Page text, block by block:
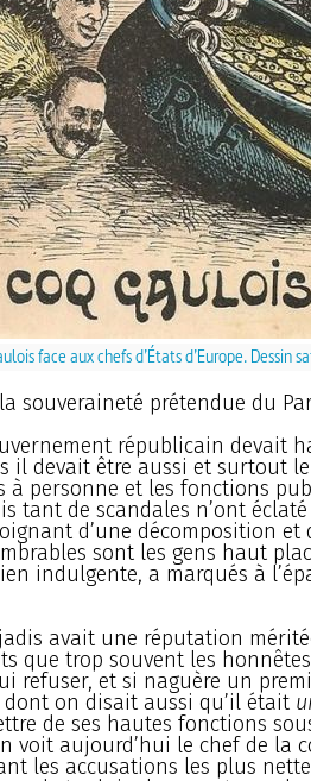
face aux chefs d’États d’Europe. Dessin
souveraineté prétendue du
républicain devait
il devait être aussi et surtout
à personne et les fonctions
tant de scandales n’ont
d’une décomposition et
sont les gens haut
indulgente, a marqués à
avait une réputation
que trop souvent les
refuser, et si naguère un
on disait aussi qu’il était
de ses hautes fonctions
voit aujourd’hui le chef de la
les accusations les plus